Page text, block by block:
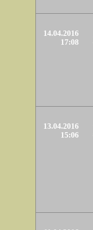
14.04.2016
17:08
13.04.2016
15:06